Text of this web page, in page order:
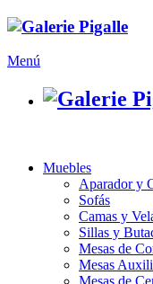
Menú
Muebles
Aparador y
Sofás
Camas y
Sillas y
Mesas de
Mesas